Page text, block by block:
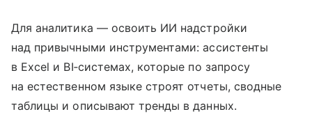
Для аналитика — освоить ИИ надстройки
над привычными инструментами: ассистенты
в Excel и BI‑системах, которые по запросу
на естественном языке строят отчеты, сводные
таблицы и описывают тренды в данных.